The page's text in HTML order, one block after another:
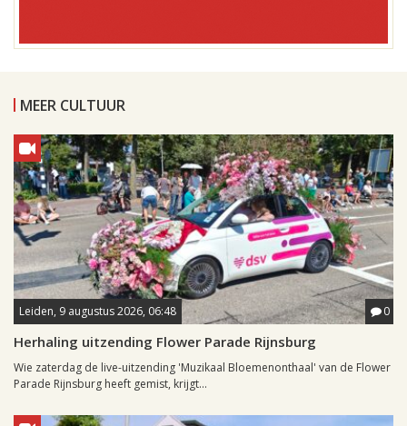
MEER CULTUUR
Leiden, 9 augustus 2026, 06:48 0
Herhaling uitzending Flower Parade Rijnsburg
Wie zaterdag de live-uitzending 'Muzikaal Bloemenonthaal' van de Flower
Parade Rijnsburg heeft gemist, krijgt...